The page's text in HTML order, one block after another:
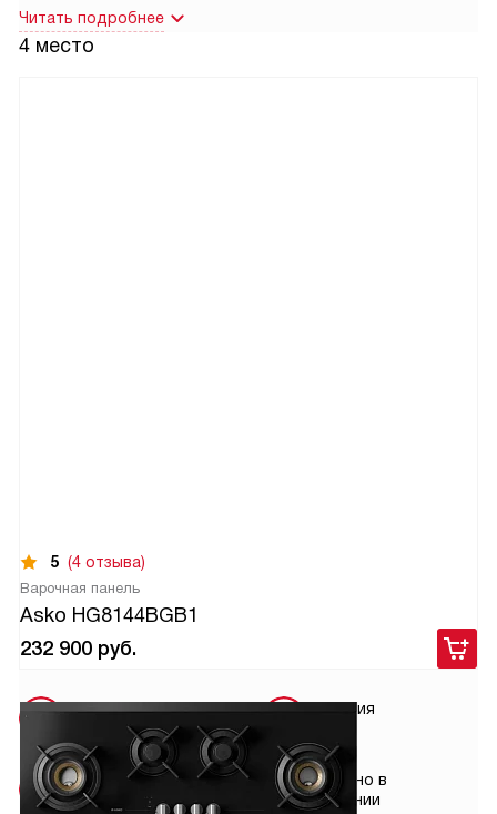
Читать подробнее
4 место
5 (4 отзыва)
Варочная панель
Asko HG8144BGB1
232 900 руб.
Условия
доставки
Установка
от 5800 руб.
Гарантия
Сделано в
Словении